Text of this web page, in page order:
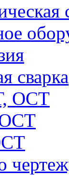
сварка
ОСТ